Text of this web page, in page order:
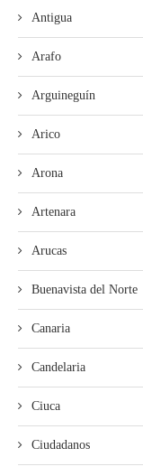
Antigua
Arafo
Arguineguín
Arico
Arona
Artenara
Arucas
Buenavista del Norte
Canaria
Candelaria
Ciuca
Ciudadanos